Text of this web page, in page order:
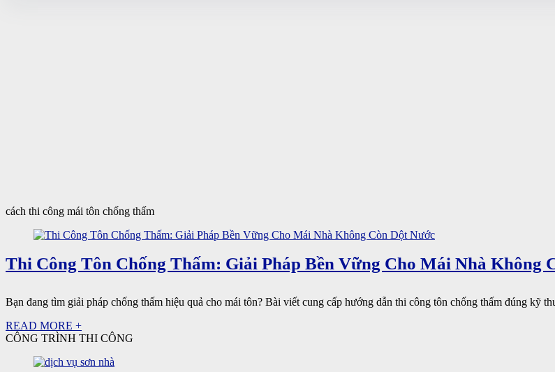
cách thi công mái tôn chống thấm
Thi Công Tôn Chống Thấm: Giải Pháp Bền Vững Cho Mái Nhà Không
Bạn đang tìm giải pháp chống thấm hiệu quả cho mái tôn? Bài viết cung cấp hướng dẫn thi công tôn chống thấm đúng kỹ
READ MORE +
CÔNG TRÌNH THI CÔNG